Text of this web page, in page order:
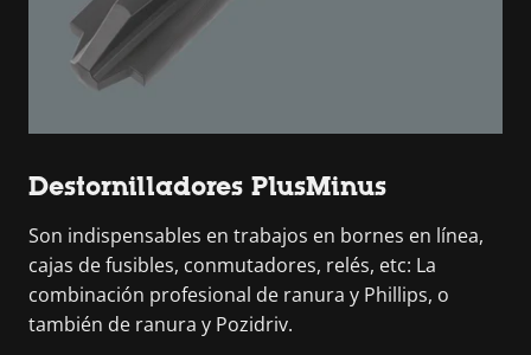
Destornilladores PlusMinus
Son indispensables en trabajos en bornes en línea,
cajas de fusibles, conmutadores, relés, etc: La
combinación profesional de ranura y Phillips, o
también de ranura y Pozidriv.